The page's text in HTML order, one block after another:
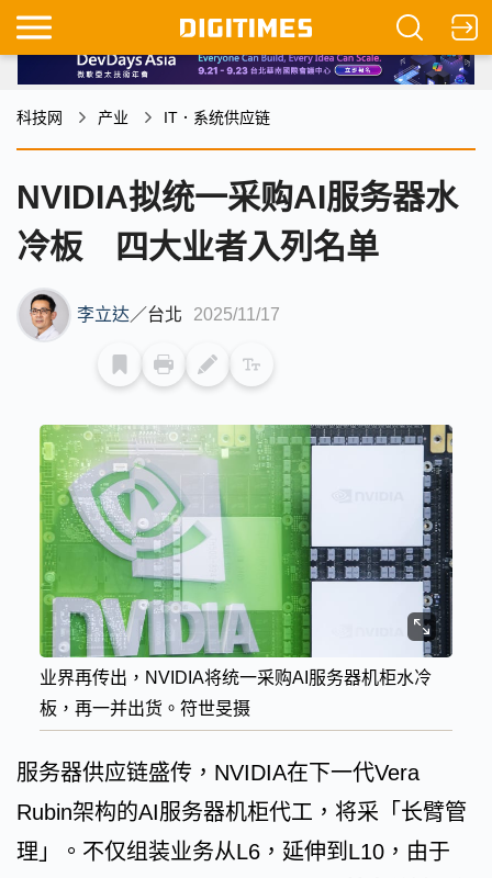
科技网 产业 IT．系统供应链
NVIDIA拟统一采购AI服务器水
冷板 四大业者入列名单
李立达／台北 2025/11/17
业界再传出，NVIDIA将统一采购AI服务器机柜水冷
板，再一并出货。符世旻摄
服务器供应链盛传，NVIDIA在下一代Vera
Rubin架构的AI服务器机柜代工，将采「长臂管
理」。不仅组装业务从L6，延伸到L10，由于